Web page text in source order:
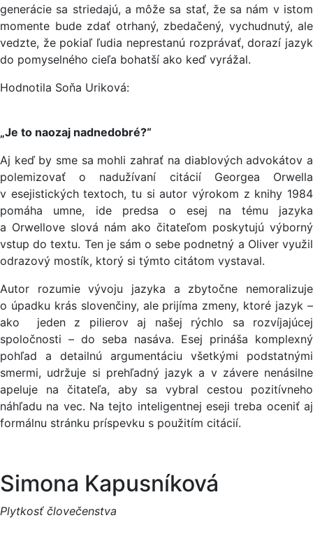
generácie sa striedajú, a môže sa stať, že sa nám v istom
momente bude zdať otrhaný, zbedačený, vychudnutý, ale
vedzte, že pokiaľ ľudia neprestanú rozprávať, dorazí jazyk
do pomyselného cieľa bohatší ako keď vyrážal.
Hodnotila Soňa Uriková:
„Je to naozaj nadnedobré?“
Aj keď by sme sa mohli zahrať na diablových advokátov a
polemizovať o nadužívaní citácií Georgea Orwella
v esejistických textoch, tu si autor výrokom z knihy 1984
pomáha umne, ide predsa o esej na tému jazyka
a Orwellove slová nám ako čitateľom poskytujú výborný
vstup do textu. Ten je sám o sebe podnetný a Oliver využil
odrazový mostík, ktorý si týmto citátom vystaval.
Autor rozumie vývoju jazyka a zbytočne nemoralizuje
o úpadku krás slovenčiny, ale prijíma zmeny, ktoré jazyk –
ako jeden z pilierov aj našej rýchlo sa rozvíjajúcej
spoločnosti – do seba nasáva. Esej prináša komplexný
pohľad a detailnú argumentáciu všetkými podstatnými
smermi, udržuje si prehľadný jazyk a v závere nenásilne
apeluje na čitateľa, aby sa vybral cestou pozitívneho
náhľadu na vec. Na tejto inteligentnej eseji treba oceniť aj
formálnu stránku príspevku s použitím citácií.
Simona Kapusníková
Plytkosť človečenstva